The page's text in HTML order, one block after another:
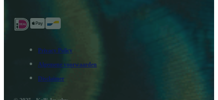
Privacy Policy
Algemene voorwaarden
Disclaimer